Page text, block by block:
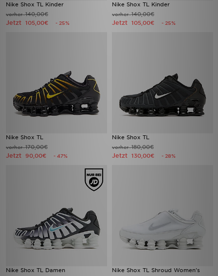
Nike Shox TL Kinder
vorher140,00€
Jetzt 105,00€ - 25%
Nike Shox TL Kinder
vorher140,00€
Jetzt 105,00€ - 25%
Nike Shox TL
vorher170,00€
Jetzt 90,00€ - 47%
Nike Shox TL
vorher180,00€
Jetzt 130,00€ - 28%
Nike Shox TL Damen Nike Shox TL Shroud Women's